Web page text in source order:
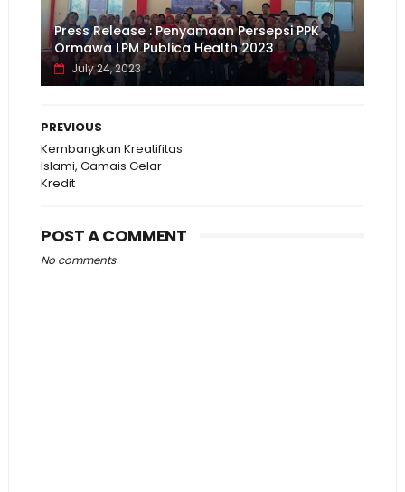
Press Release : Penyamaan Persepsi PPK
Ormawa LPM Publica Health 2023
July 24, 2023
PREVIOUS
Kembangkan Kreatifitas
Islami, Gamais Gelar
Kredit
POST A COMMENT
No comments